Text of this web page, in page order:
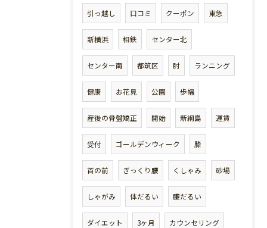
引っ越し 口コミ クーポン 東急
新横浜 相鉄 センター北
センター南 都筑区 肘 ランニング
健康 お花見 公園 歩幅
産後の骨盤矯正 開始 新綱島 運賃
受付 ゴールデンウィーク 膝
首の前 ぎっくり腰 くしゃみ 砂場
しゃがみ 体だるい 腰だるい
ダイエット 3ヶ月 カウンセリング